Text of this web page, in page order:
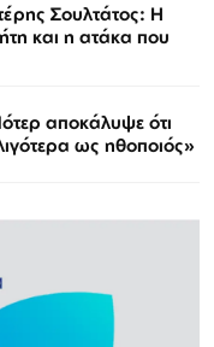
Σουλτάτος: Η
και η ατάκα που
αποκάλυψε ότι
ως ηθοποιός»